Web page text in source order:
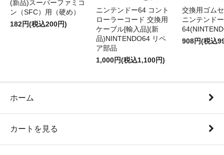
(新品)スーパーファミコ
ン（SFC）用（硬め）
182円(税込200円)
ニンテンドー64 コント
ローラーコード 交換用
ケーブル[輸入品](新
品)NINTENDO64 リペ
ア部品
1,000円(税込1,100円)
交換用ゴム
ニンテンドー
908円(税込
ホーム
カートを見る